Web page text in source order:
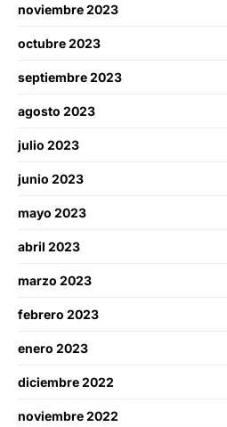
noviembre 2023
octubre 2023
septiembre 2023
agosto 2023
julio 2023
junio 2023
mayo 2023
abril 2023
marzo 2023
febrero 2023
enero 2023
diciembre 2022
noviembre 2022